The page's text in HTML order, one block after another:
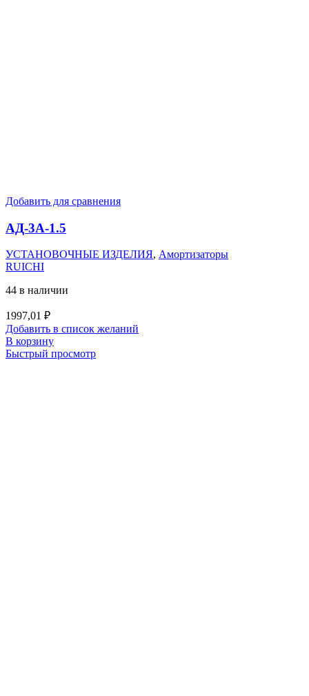
Добавить для сравнения
АД-3А-1.5
УСТАНОВОЧНЫЕ ИЗДЕЛИЯ, Амортизаторы
RUICHI
44 в наличии
1997,01 ₽
Добавить в список желаний
В корзину
Быстрый просмотр